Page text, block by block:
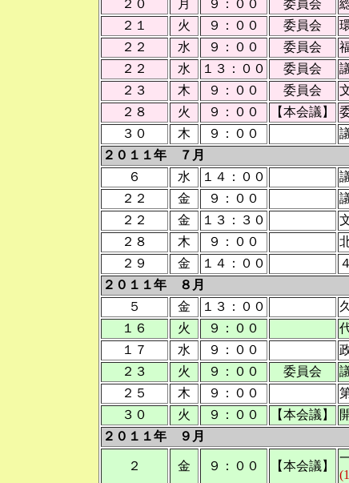
２０
月 ９：００ 委員会
２１
火 ９：００ 委員会
２２
水 ９：００ 委員会
２２
水 １３：００ 委員会
２３
木 ９：００ 委員会
２８
火 ９：００ 【本会議】
３０
木 ９：００
２０１１年 ７月
６
水 １４：００
２２
金 ９：００
２２
金 １３：３０
２８
木 ９：００
２９
金 １４：００
２０１１年 ８月
５
金 １３：００
１６
火 ９：００
１７
水 ９：００
２３
火 ９：００ 委員会
２５
木 ９：００
３０
火 ９：００ 【本会議】
２０１１年 ９月
２ 金 ９：００ 【本会議】